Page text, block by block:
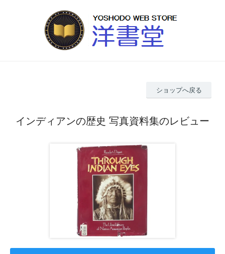
ショップへ戻る
インディアンの歴史 写真資料集のレビュー